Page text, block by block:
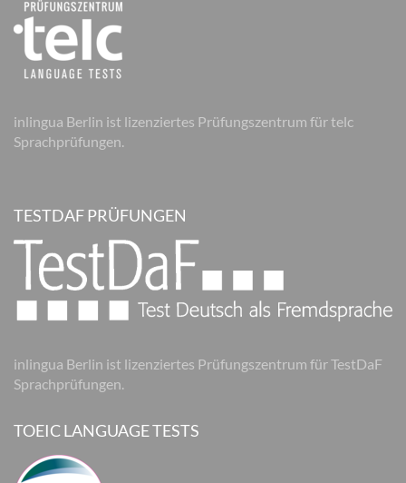
inlingua Berlin ist lizenziertes Prüfungszentrum für telc
Sprachprüfungen.
TESTDAF PRÜFUNGEN
inlingua Berlin ist lizenziertes Prüfungszentrum für TestDaF
Sprachprüfungen.
TOEIC LANGUAGE TESTS